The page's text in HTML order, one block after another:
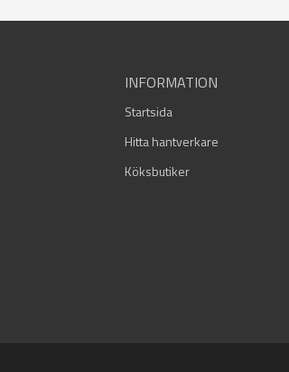
INFORMATION
Startsida
Hitta hantverkare
Köksbutiker